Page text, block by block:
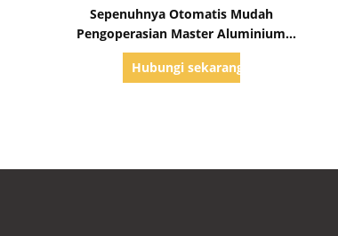
Sepenuhnya Otomatis Mudah
Pengoperasian Master Aluminium
Coil Packing Line Coil OD 800mm-
2100mm
Hubungi sekarang